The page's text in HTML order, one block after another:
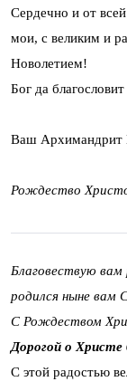
Сердечно и от
мои, с великим и
Новолетием!
Бог да
Ваш Архимандрит
Рождество
Благовествую
родился ныне вам
С Рождеством
Дорогой о
С этой радостью